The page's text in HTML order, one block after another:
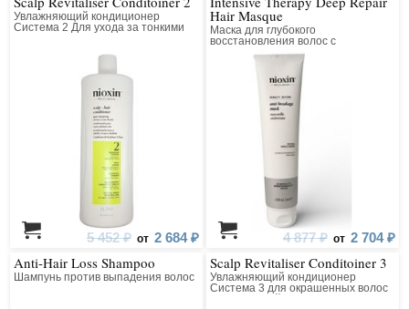
Увлажняющий кондиционер
Система 2 Для ухода за тонкими
5 452 ₽ от 2 684 ₽
Hair Masque
Маска для глубокого
восстановления волос с
технологией DensiProtect
4 877 ₽ от 2 704 ₽
Anti-Hair Loss Shampoo
Шампунь против выпадения волос
Scalp Revitaliser Conditoiner 3
Увлажняющий кондиционер
Система 3 для окрашенных волос